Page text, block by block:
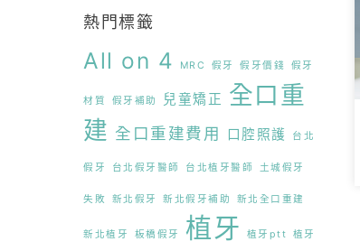
牙科全知識
精選文章
醫師文章
植牙手術
全口重建
熱門標籤
All on 4 MRC 假牙 假牙價錢 假牙
材質 假牙補助 兒童矯正 全口重
建 全口重建費用 口腔照護 台北
假牙 台北假牙醫師 台北植牙醫師 土城假牙
失敗 新北假牙 新北假牙補助 新北全口重建
新北植牙 板橋假牙 植牙 植牙ptt 植牙